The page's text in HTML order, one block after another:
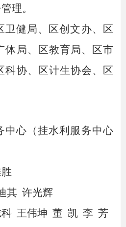
理。
卫健局、区创文办、区
体局、区教育局、区市
科协、区计生协会、区
中心（挂水利服务中心
其 许光辉
王伟坤 董 凯 李 芳